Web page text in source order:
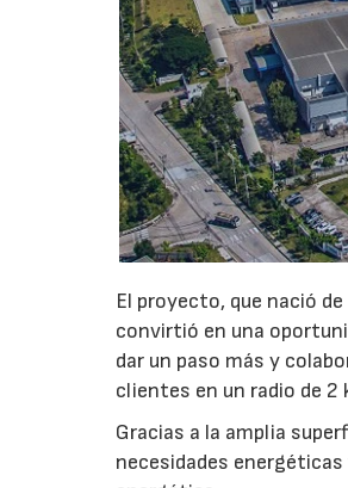
El proyecto, que nació
convirtió en una
dar un paso más y
clientes en un radio de 2
Gracias a la amplia
necesidades